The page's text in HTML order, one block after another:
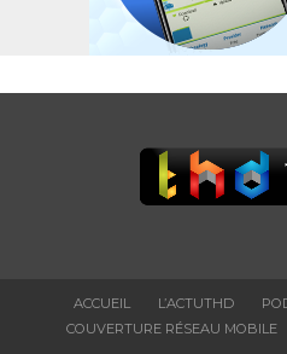
ACCUEIL L’ACTUTHD
COUVERTURE RÉSEAU MOBILE